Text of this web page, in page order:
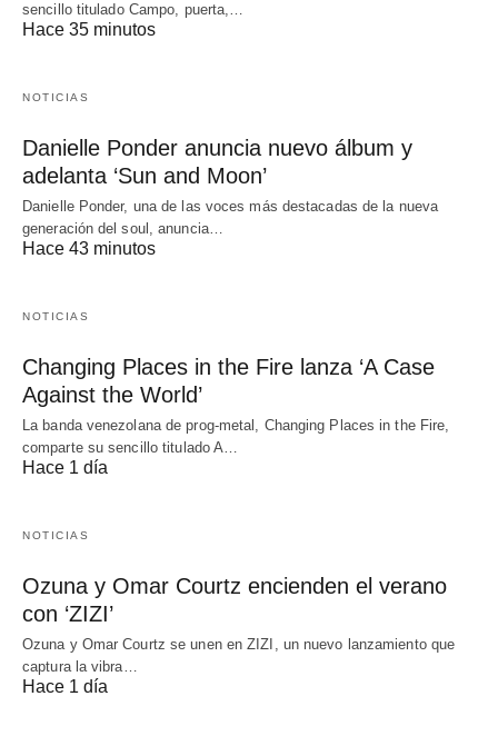
sencillo titulado Campo, puerta,…
Hace 35 minutos
NOTICIAS
Danielle Ponder anuncia nuevo álbum y
adelanta ‘Sun and Moon’
Danielle Ponder, una de las voces más destacadas de la nueva
generación del soul, anuncia…
Hace 43 minutos
NOTICIAS
Changing Places in the Fire lanza ‘A Case
Against the World’
La banda venezolana de prog-metal, Changing Places in the Fire,
comparte su sencillo titulado A…
Hace 1 día
NOTICIAS
Ozuna y Omar Courtz encienden el verano
con ‘ZIZI’
Ozuna y Omar Courtz se unen en ZIZI, un nuevo lanzamiento que
captura la vibra…
Hace 1 día